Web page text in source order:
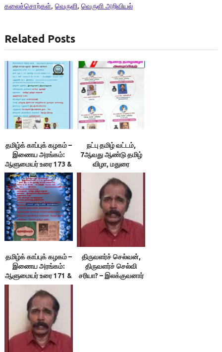
கலைச்சொற்கள், வெருளி, வெருளி அறிவியல்
Related Posts
தமிழ்க் காப்புக் கழகம் –
இணைய அரங்கம்:
ஆளுமையர் உரை 173 &
174 ; நூலரங்கம்
நட்பு தமிழ் வட்டம்,
7ஆவது ஆண்டு தமிழ்
விழா, மதுரை
தமிழ்க் காப்புக் கழகம் –
இணைய அரங்கம்:
ஆளுமையர் உரை 171 &
172 ; நூலரங்கம்
திருவளர்ச் செல்வன்,
திருவளர்ச் செல்வி
சரியா? – இலக்குவனார்